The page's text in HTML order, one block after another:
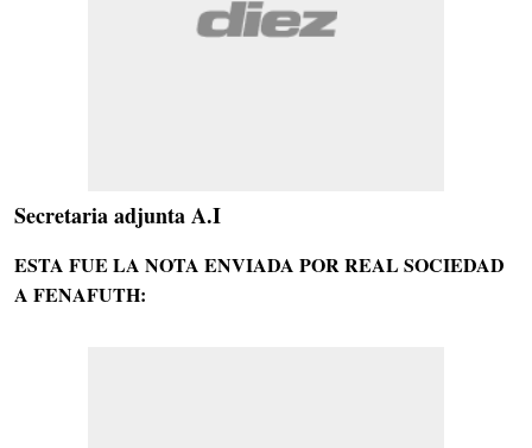
Secretaria adjunta A.I
ESTA FUE LA NOTA ENVIADA POR REAL SOCIEDAD
A FENAFUTH: